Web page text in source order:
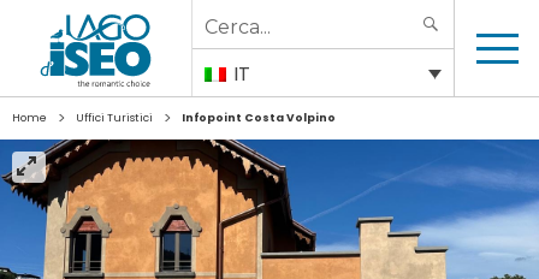
Search
for:
IT
Home > Uffici Turistici > Infopoint Costa Volpino